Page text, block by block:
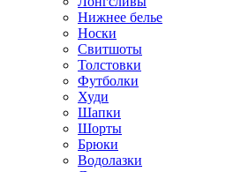
Нижнее белье
Носки
Свитшоты
Толстовки
Футболки
Худи
Шапки
Шорты
Брюки
Водолазки